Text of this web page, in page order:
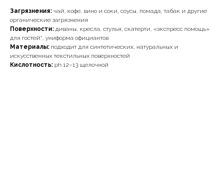
Загрязнения: чай, кофе, вино и соки, соусы, помада, табак и другие
органические загрязнения
Поверхности: диваны, кресла, стулья, скатерти, «экспресс помощь»
для гостей*, униформа официантов
Материалы: подходит для синтетических, натуральных и
искусственных текстильных поверхностей
Кислотность: ph 12–13 щелочной